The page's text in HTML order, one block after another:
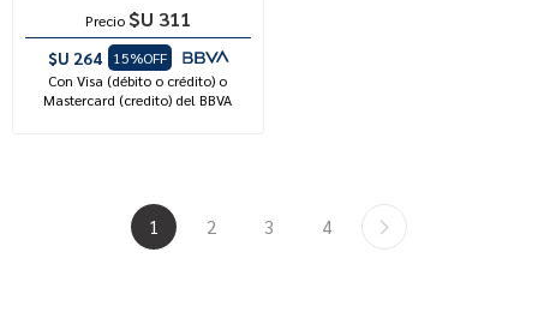
Precio $U 311
$U 264
15%OFF
Con Visa (débito o crédito) o
Mastercard (credito) del BBVA
1 2 3 4